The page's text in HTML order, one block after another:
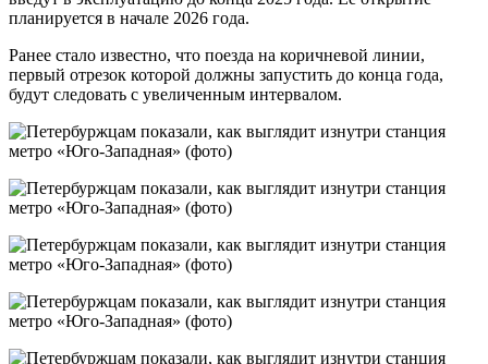
планируется в начале 2026 года.
Ранее стало известно, что поезда на коричневой линии,
первый отрезок которой должны запустить до конца года,
будут следовать с увеличенным интервалом.